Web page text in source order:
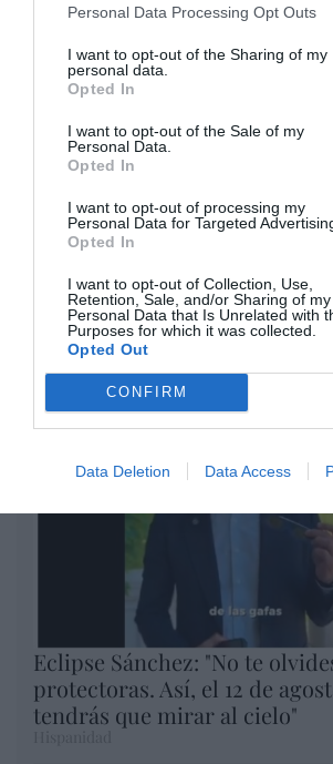
Personal Data Processing Opt Outs
I want to opt-out of the Sharing of my
personal data.
Opted In
I want to opt-out of the Sale of my
Personal Data.
Opted In
I want to opt-out of processing my
Personal Data for Targeted
Opted In
I want to opt-out of Collection, Use,
Retention, Sale, and/or Sharing of my
Personal Data that Is Unrelated with
Purposes for which it was collected.
Opted Out
CONFIRM
Data Deletion Data Access
Eulogio López
con Hacienda por
euros... suma y sigue
El IBEX 35 cerró la
un nuevo récord
Eulogio López
Argumentos
Eclipse Sánchez: "No te
protectoras. Así, el 12 de
tendrás que mirar al cielo"